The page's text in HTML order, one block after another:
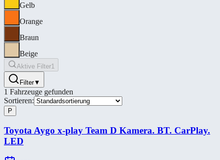
Gelb
Orange
Braun
Beige
Aktive Filter1
Filter▼
1 Fahrzeuge gefunden
Sortieren:
P
Toyota Aygo x-​play Team D Kamera. BT. CarPlay.
LED